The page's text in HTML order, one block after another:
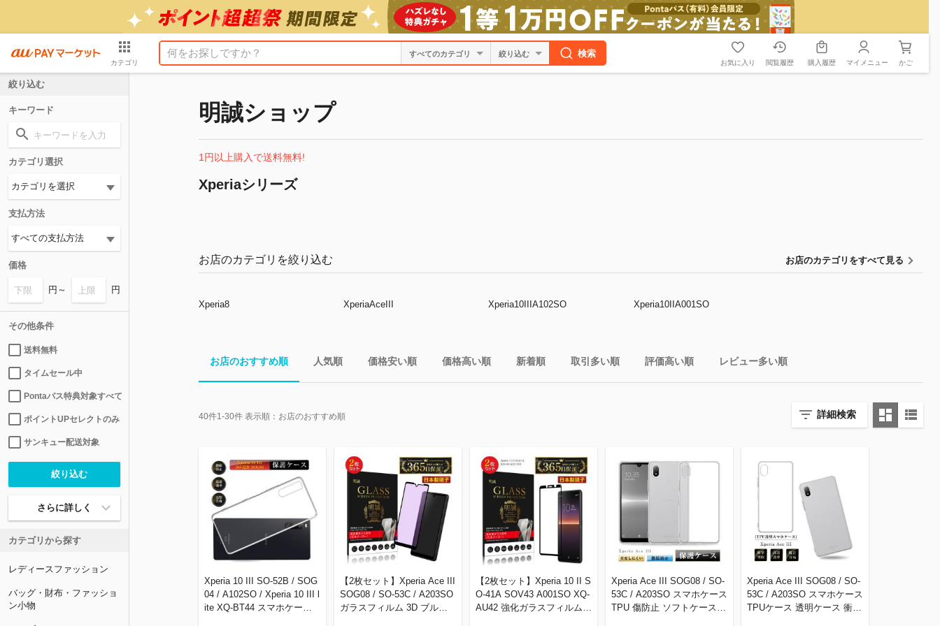
カテゴリ
絞り込む 検索
お気に入り 閲覧履歴 購入履歴 マイメニュー かご
明誠ショップ
1円以上購入で送料無料!
Xperiaシリーズ
お店のカテゴリを絞り込む お店のカテゴリをすべて見る
Xperia8 XperiaAceIII Xperia10IIIA102SO Xperia10IIA001SO
お店のおすすめ順 人気順 価格安い順 価格高い順 新着順 取引多い順 評価高い順 レビュー多い順
詳細検索
40件1-30件 表示順： お店のおすすめ順
Xperia 10 III SO-52B / SOG
04 / A102SO / Xperia 10 III l
ite XQ-BT44 スマホケース
【2枚セット】Xperia Ace III
SOG08 / SO-53C / A203SO
ガラスフィルム 3D ブルー
【2枚セット】Xperia 10 II S
O-41A SOV43 A001SO XQ-
AU42 強化ガラスフィルム
Xperia Ace III SOG08 / SO-
53C / A203SO スマホケース
TPU 傷防止 ソフトケース
Xperia Ace III SOG08 / SO-
53C / A203SO スマホケース
TPUケース 透明ケース 衝撃
絞り込む
キーワード
カテゴリ選択
支払方法
価格
円～ 円
その他条件
送料無料
タイムセール中
Pontaパス特典対象すべて
ポイントUPセレクトのみ
サンキュー配送対象
さらに詳しく
カテゴリから探す
レディースファッション
バッグ・財布・ファッショ
ン小物